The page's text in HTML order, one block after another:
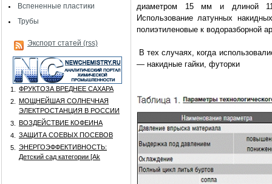
Вспененные пластики
Трубы
Экспорт статей (rss)
1.
ФРУКТОЗА ВРЕДНЕЕ САХАРА
2.
МОЩНЕЙШАЯ СОЛНЕЧНАЯ
ЭЛЕКТРОСТАНЦИЯ В РОССИИ
3.
ВОЗДЕЙСТВИЕ КОФЕИНА
4.
ЗАЩИТА СОЕВЫХ ПОСЕВОВ
5.
ЭНЕРГОЭФФЕКТИВНОСТЬ:
Детский сад категории [Аk
диаметром 15 мм и длиной 11
Использование латунных
полиэтиленовые к водоразборной
В тех случаях, когда
— накидные гайки, футорки